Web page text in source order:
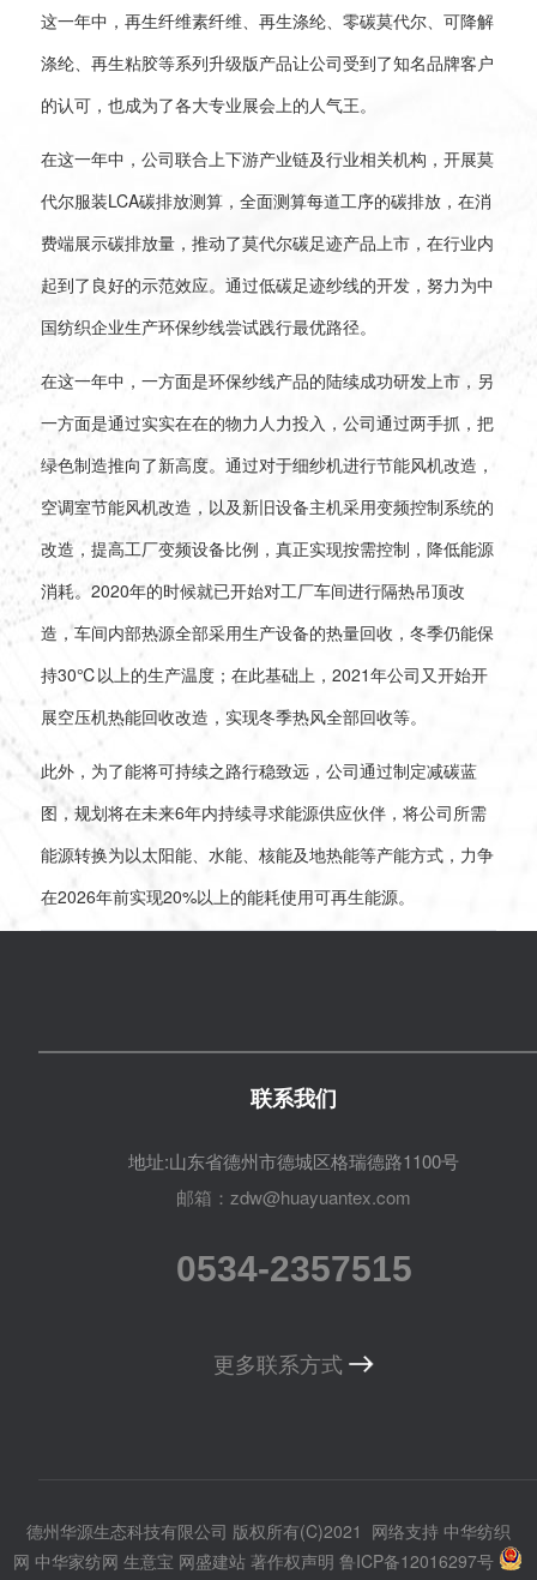
这一年中，再生纤维素纤维、再生涤纶、零碳莫代尔、可降解
涤纶、再生粘胶等系列升级版产品让公司受到了知名品牌客户
的认可，也成为了各大专业展会上的人气王。
在这一年中，公司联合上下游产业链及行业相关机构，开展莫
代尔服装LCA碳排放测算，全面测算每道工序的碳排放，在消
费端展示碳排放量，推动了莫代尔碳足迹产品上市，在行业内
起到了良好的示范效应。通过低碳足迹纱线的开发，努力为中
国纺织企业生产环保纱线尝试践行最优路径。
在这一年中，一方面是环保纱线产品的陆续成功研发上市，另
一方面是通过实实在在的物力人力投入，公司通过两手抓，把
绿色制造推向了新高度。通过对于细纱机进行节能风机改造，
空调室节能风机改造，以及新旧设备主机采用变频控制系统的
改造，提高工厂变频设备比例，真正实现按需控制，降低能源
消耗。2020年的时候就已开始对工厂车间进行隔热吊顶改
造，车间内部热源全部采用生产设备的热量回收，冬季仍能保
持30℃以上的生产温度；在此基础上，2021年公司又开始开
展空压机热能回收改造，实现冬季热风全部回收等。
此外，为了能将可持续之路行稳致远，公司通过制定减碳蓝
图，规划将在未来6年内持续寻求能源供应伙伴，将公司所需
能源转换为以太阳能、水能、核能及地热能等产能方式，力争
在2026年前实现20%以上的能耗使用可再生能源。
联系我们
地址:山东省德州市德城区格瑞德路1100号
邮箱：zdw@huayuantex.com
0534-2357515
更多联系方式
德州华源生态科技有限公司 版权所有(C)2021 网络支持 中华纺织
网 中华家纺网 生意宝 网盛建站 著作权声明 鲁ICP备12016297号